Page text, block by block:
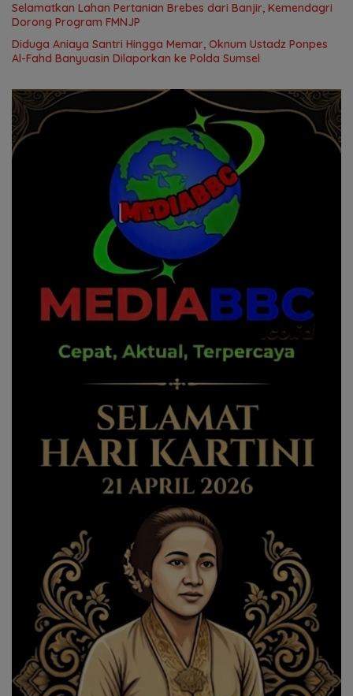
Selamatkan Lahan Pertanian Brebes dari Banjir, Kemendagri
Dorong Program FMNJP
Diduga Aniaya Santri Hingga Memar, Oknum Ustadz Ponpes
Al-Fahd Banyuasin Dilaporkan ke Polda Sumsel